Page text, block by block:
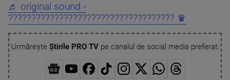
♬ original sound -
???????????????????????????????????? ♛
Urmărește Știrile PRO TVpe canalul de social media preferat: